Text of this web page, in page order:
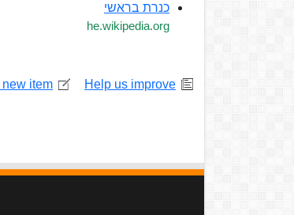
כנרת בראשי
he.wikipedia.org
Help us improve
item